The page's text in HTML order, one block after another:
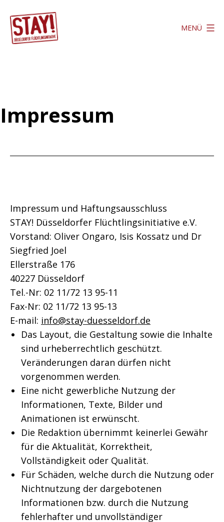
Inhalt
springen
MENÜ
Impressum
Impressum und Haftungsausschluss
STAY! Düsseldorfer Flüchtlingsinitiative e.V.
Vorstand: Oliver Ongaro, Isis Kossatz und Dr
Siegfried Joel
Ellerstraße 176
40227 Düsseldorf
Tel.-Nr: 02 11/72 13 95-11
Fax-Nr: 02 11/72 13 95-13
E-mail: info@stay-duesseldorf.de
Das Layout, die Gestaltung sowie die Inhalte
sind urheberrechtlich geschützt.
Veränderungen daran dürfen nicht
vorgenommen werden.
Eine nicht gewerbliche Nutzung der
Informationen, Texte, Bilder und
Animationen ist erwünscht.
Die Redaktion übernimmt keinerlei Gewähr
für die Aktualität, Korrektheit,
Vollständigkeit oder Qualität.
Für Schäden, welche durch die Nutzung oder
Nichtnutzung der dargebotenen
Informationen bzw. durch die Nutzung
fehlerhafter und unvollständiger